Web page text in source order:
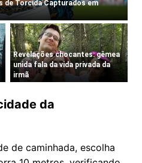
da
de caminhada, escolha